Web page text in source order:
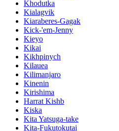
Khodutka
Kialagvik
Kiaraberes-Gagak
Kick-'em-Jenny
Kieyo
Kikai
Kikhpinych
Kilauea
Kilimanjaro
Kinenin
Kirishima
Harrat Kishb
Kiska
Kita Yatsuga-take
Kita-Fukutokutai